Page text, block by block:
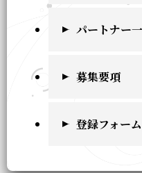
パートナー
募集要項
登録フォーム